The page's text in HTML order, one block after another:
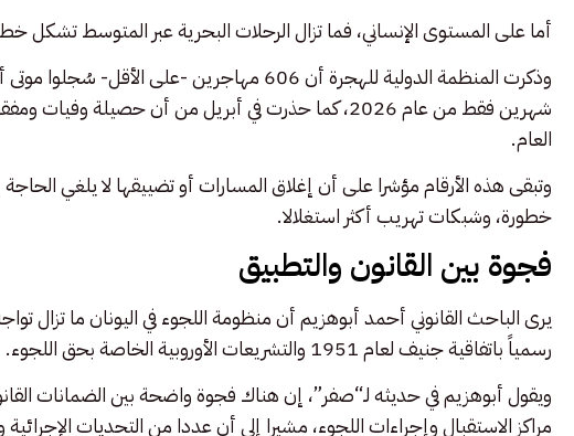
أما على المستوى الإنساني، فما تزال الرحلات البحرية عبر المتوسط تشكل
وذكرت المنظمة الدولية للهجرة أن 606 مهاجرين
شهرين فقط من عام 2026، كما حذرت في أبريل من أن
العام.
وتبقى هذه الأرقام مؤشرا على أن إغلاق المسارات أو تضييقها لا يلغي
خطورة، وشبكات تهريب أكثر استغلالا.
فجوة بين القانون والتطبيق
يرى الباحث القانوني أحمد أبوهزيم أن منظومة اللجوء في اليونان ما تزال
رسمياً باتفاقية جنيف لعام 1951 والتشريعات الأوروبية الخاصة بحق اللجوء.
ويقول أبوهزيم في حديثه لـ“صفر”، إن هناك فجوة واضحة بين الضمانات
مراكز الاستقبال وإجراءات اللجوء، مشيرا إلى أن عددا من التحديات